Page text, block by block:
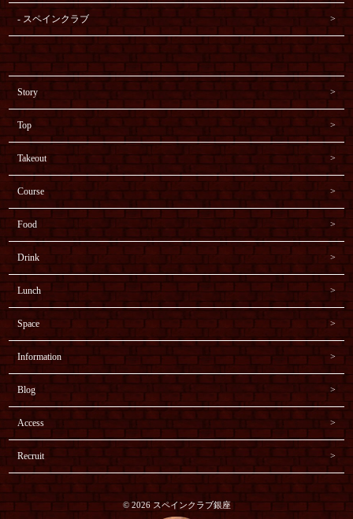
スペインクラブ
Story
Top
Takeout
Course
Food
Drink
Lunch
Space
Information
Blog
Access
Recruit
© 2026 スペインクラブ銀座